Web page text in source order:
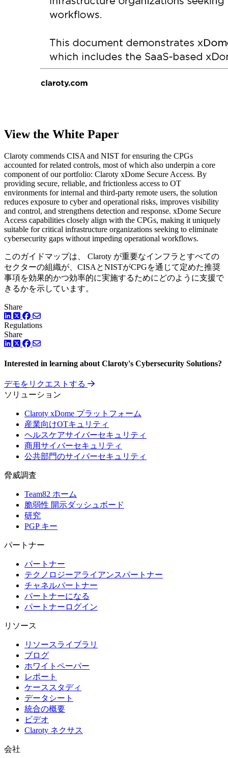
View the White Paper
Claroty commends CISA and NIST for ensuring the CPGs
accounted for related controls, most of which also underpin a core
component of our portfolio: Claroty xDome Secure Access. By
providing secure, reliable, and frictionless access to OT
environments for internal and third-party remote users, the solution
reduces exposure to cyber and operational risks, improves visibility
and control, and strengthens detection and response. xDome Secure
Access capabilities closely align with the CPGs, making it uniquely
suitable for critical infrastructure organizations seeking to eliminate
cybersecurity gaps without impeding operational workflows.
このガイドマップは、 Claroty が重要なインフラとすべての
セクターの組織が、CISAとNISTがCPGを通じて定めた推奨
事項を効果的かつ効率的に実施するためにどのように支援で
きるかを示しています。
Share
LinkedIn
ツイッター
Facebook
Regulations
Share
LinkedIn
ツイッター
Facebook
Interested in learning about Claroty's Cybersecurity Solutions?
デモをリクエストする
ソリューション
Claroty xDome プラットフォーム
産業向けOTキュリティ
ヘルスケアサイバーセキュリティ
商用サイバーセキュリティ
公共部門のサイバーセキュリティ
脅威調査
Team82 ホーム
脆弱性 開示ダッシュボード
研究
PGP キー
パートナー
パートナー
テクノロジーアライアンスパートナー
チャネルパートナー
パートナーになる
パートナーログイン
リソース
リソースライブラリ
ブログ
ホワイトペーパー
レポート
ケーススタディ
データシート
統合の概要
ビデオ
Claroty ネクサス
会社